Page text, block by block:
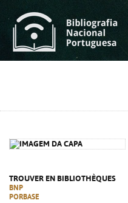
TROUVER EN BIBLIOTHÈQUES
BNP
PORBASE